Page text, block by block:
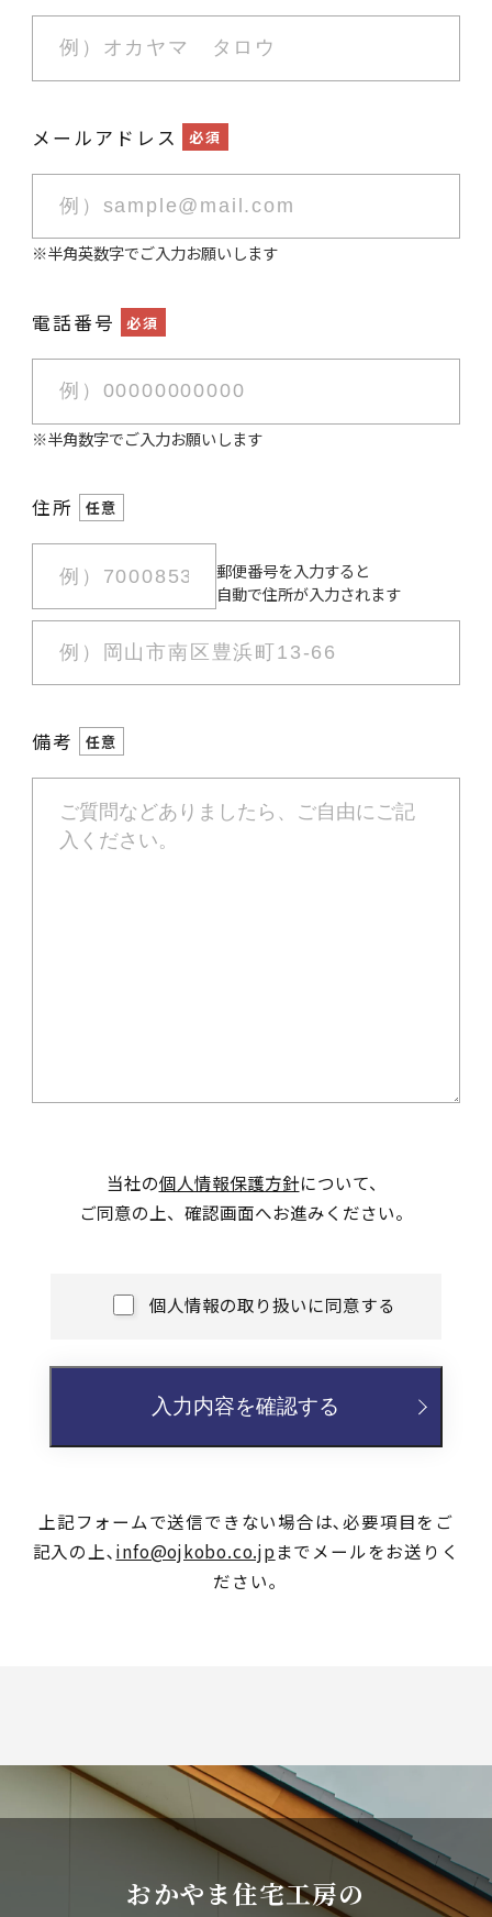
メールアドレス 必須
※半角英数字でご入力お願いします
電話番号 必須
※半角数字でご入力お願いします
住所 任意
郵便番号を入力すると
自動で住所が入力されます
備考 任意
当社の個人情報保護方針について、
ご同意の上、確認画面へお進みください。
個人情報の取り扱いに同意する
上記フォームで送信できない場合は､必要項目をご
記入の上､ info@ojkobo.co.jp までメールをお送りく
ださい｡
おかやま住宅工房の